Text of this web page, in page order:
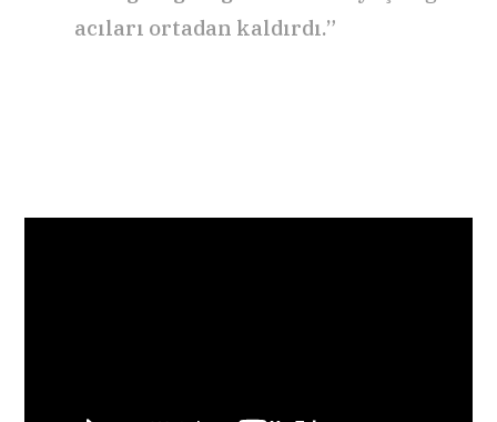
acıları ortadan kaldırdı.”